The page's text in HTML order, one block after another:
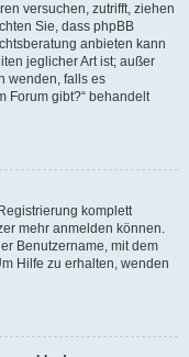
versuchen, zutrifft, ziehen
Sie, dass phpBB
anbieten kann
jeglicher Art ist; außer
wenden, falls es
Forum gibt?“ behandelt
komplett
mehr anmelden können.
Benutzername, mit dem
Hilfe zu erhalten, wenden